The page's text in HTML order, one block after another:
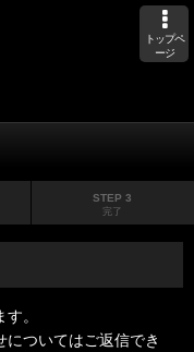
トップペ
ージ
STEP 3
完了
。
ついてはご返信でき